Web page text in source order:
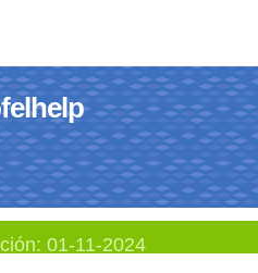
01-11-2024